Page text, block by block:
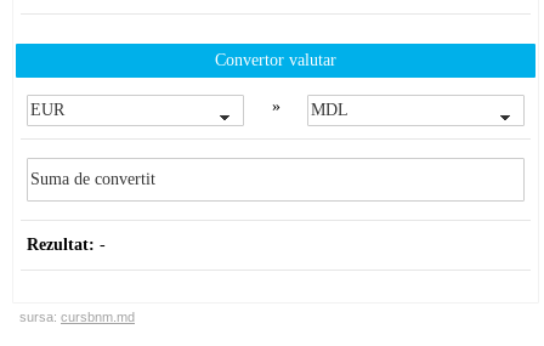
Convertor valutar
»
Rezultat: -
sursa: cursbnm.md